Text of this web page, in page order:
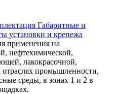
Габаритные и
установки и крепежа
применения на
нефтехимической,
лакокрасочной,
промышленности,
среды, в зонах 1 и 2 в